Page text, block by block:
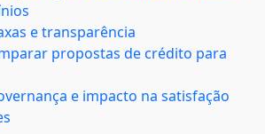
e transparência
propostas de crédito para
e impacto na satisfação